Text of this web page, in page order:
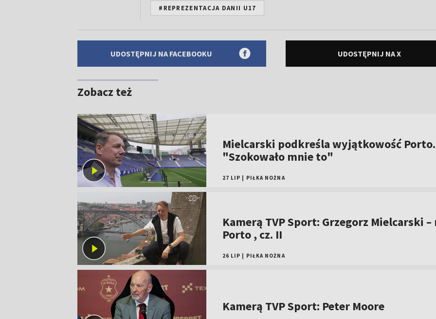
#REPREZENTACJA DANII U17
UDOSTĘPNIJ NA FACEBOOKU UDOSTĘPNIJ NA X
Zobacz też
Mielcarski podkreśla wyjątkowość Porto.
"Szokowało mnie to"
27 LIP PIŁKA NOŻNA
Kamerą TVP Sport: Grzegorz Mielcarski –
Porto , cz. II
26 LIP PIŁKA NOŻNA
Kamerą TVP Sport: Peter Moore